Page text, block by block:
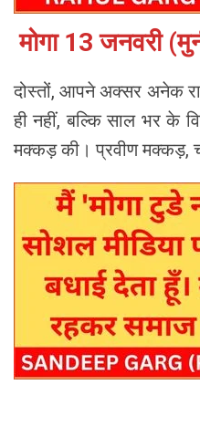
मोगा 13 जनवरी
दोस्तों, आपने अक्सर अनेक
ही नहीं, बल्कि साल भर के
मक्कड़ की। प्रवीण मक्कड़,